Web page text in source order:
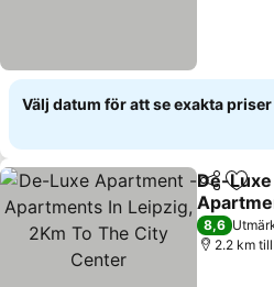
Välj datum för att se exakta priser
Dela
De-
2Km To
8,6
2.2 km